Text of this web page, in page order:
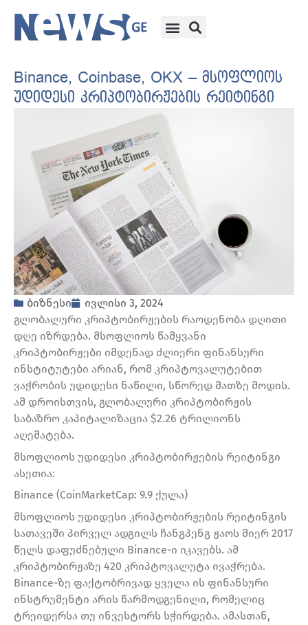
Binance, Coinbase, OKX – მსოფლიოს
უდიდესი კრიპტობირჟების რეიტინგი
ბიზნესი
ივლისი 3, 2024
გლობალური კრიპტობირჟების რაოდენობა დღითი
დღე იზრდება. მსოფლიოს წამყვანი
კრიპტობირჟები იმდენად ძლიერი ფინანსური
ინსტიტუტები არიან, რომ კრიპტოვალუტებით
ვაჭრობის უდიდესი ნაწილი, სწორედ მათზე მოდის.
ამ დროისთვის, გლობალური კრიპტობირჟის
საბაზრო კაპიტალიზაცია $2.26 ტრილიონს
აღემატება.
მსოფლიოს უდიდესი კრიპტობირჟების რეიტინგი
ასეთია:
Binance (CoinMarketCap: 9.9 ქულა)
მსოფლიოს უდიდესი კრიპტობირჟების რეიტინგის
სათავეში პირველ ადგილს ჩანგპენგ ჟაოს მიერ 2017
წელს დაფუძნებული Binance-ი იკავებს. ამ
კრიპტობირჟაზე 420 კრიპტოვალუტა ივაჭრება.
Binance-ზე ფაქტობრივად ყველა ის ფინანსური
ინსტრუმენტი არის წარმოდგენილი, რომელიც
ტრეიდერსა თუ ინვესტორს სჭირდება. ამასთან,